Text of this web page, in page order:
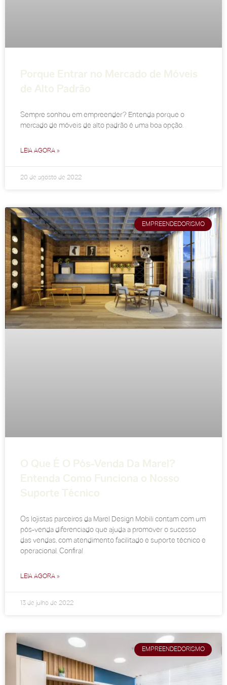
Porque Entrar no Mercado de Móveis
de Alto Padrão
Sempre sonhou em empreender? Entenda porque o
mercado de móveis de alto padrão é uma boa opção.
LEIA AGORA »
20 de agosto de 2022
EMPREENDEDORISMO
O Que É O Pós-Venda Da Marel?
Entenda Como Funciona o Nosso
Suporte Técnico
Os lojistas parceiros da Marel Design Mobili contam com um
pós-venda diferenciado que ajuda a promover o sucesso
das vendas, com atendimento facilitado e suporte técnico e
operacional. Confira!
LEIA AGORA »
13 de julho de 2022
EMPREENDEDORISMO